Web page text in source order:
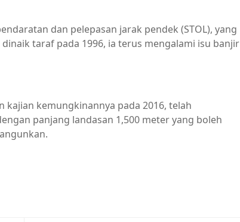
dan pelepasan jarak pendek (STOL), yang
taraf pada 1996, ia terus mengalami isu banjir
kemungkinannya pada 2016, telah
panjang landasan 1,500 meter yang boleh